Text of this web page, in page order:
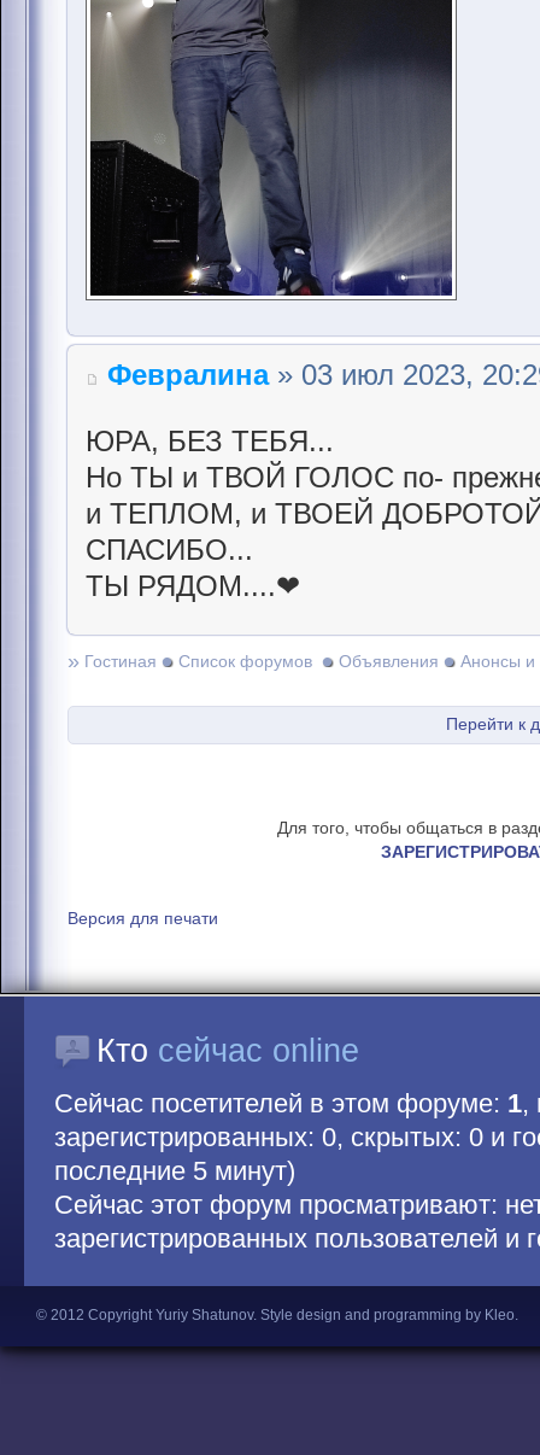
Февралина» 03 июл 2023,
ЮРА, БЕЗ ТЕБЯ...
Но ТЫ и ТВОЙ ГОЛОС по-
и ТЕПЛОМ, и ТВОЕЙ
СПАСИБО...
ТЫ РЯДОМ....❤
» Гостиная Список форумов Объявления Анонсы и
Перейти к
Для того, чтобы общаться в
Версия для печати
Кто сейчас online
Сейчас посетителей в этом форуме: 1,
зарегистрированных: 0, скрытых: 0 и
последние 5 минут)
Сейчас этот форум просматривают:
зарегистрированных пользователей и
© 2012 Copyright Yuriy Shatunov. Style design and programming by Kleo.